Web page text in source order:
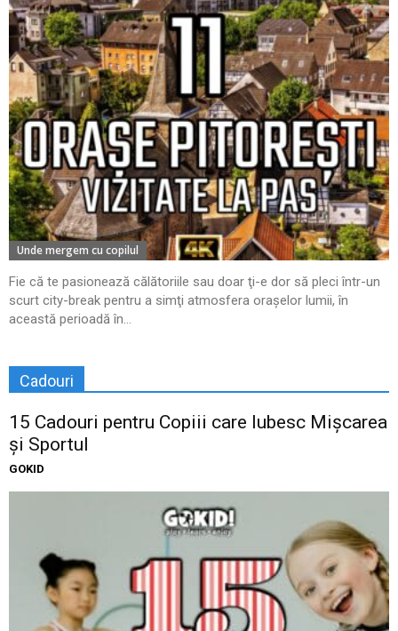
Unde mergem cu copilul
Fie că te pasionează călătoriile sau doar ţi-e dor să pleci într-un
scurt city-break pentru a simţi atmosfera oraşelor lumii, în
această perioadă în...
Cadouri
15 Cadouri pentru Copiii care Iubesc Mișcarea
și Sportul
GOKID